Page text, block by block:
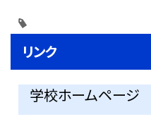
リンク
学校ホームページ